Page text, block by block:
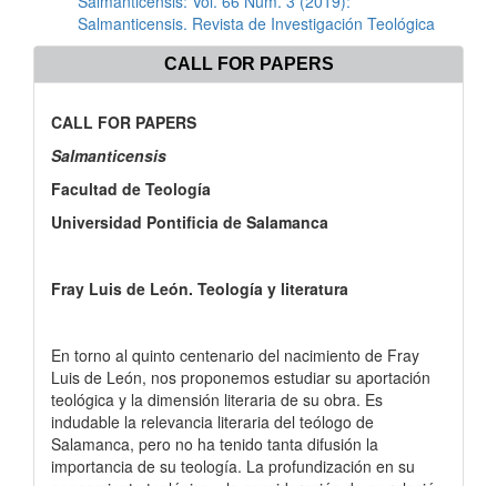
Salmanticensis. Revista de Investigación Teológica
CALL FOR PAPERS
CALL FOR PAPERS
Salmanticensis
Facultad de Teología
Universidad Pontificia de Salamanca
Fray Luis de León. Teología y literatura
En torno al quinto centenario del nacimiento de Fray
Luis de León, nos proponemos estudiar su aportación
teológica y la dimensión literaria de su obra. Es
indudable la relevancia literaria del teólogo de
Salamanca, pero no ha tenido tanta difusión la
importancia de su teología. La profundización en su